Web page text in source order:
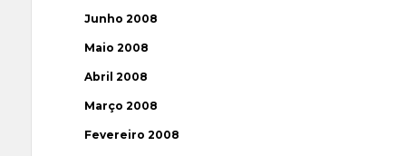
Junho 2008
Maio 2008
Abril 2008
Março 2008
Fevereiro 2008